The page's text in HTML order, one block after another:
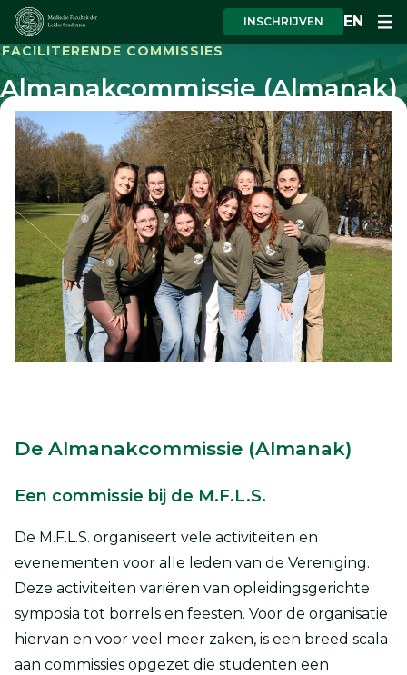
INSCHRIJVEN EN
FACILITERENDE COMMISSIES
Almanakcommissie (Almanak)
De Almanakcommissie (Almanak)
Een commissie bij de M.F.L.S.
De M.F.L.S. organiseert vele activiteiten en
evenementen voor alle leden van de Vereniging.
Deze activiteiten variëren van opleidingsgerichte
symposia tot borrels en feesten. Voor de organisatie
hiervan en voor veel meer zaken, is een breed scala
aan commissies opgezet die studenten een